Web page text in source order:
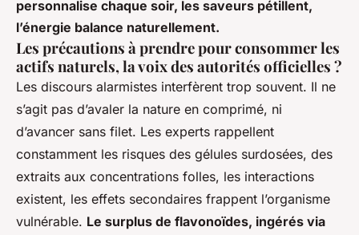
personnalise chaque soir, les saveurs pétillent,
l’énergie balance naturellement.
Les précautions à prendre pour consommer les
actifs naturels, la voix des autorités officielles ?
Les discours alarmistes interfèrent trop souvent. Il ne
s’agit pas d’avaler la nature en comprimé, ni
d’avancer sans filet. Les experts rappellent
constamment les risques des gélules surdosées, des
extraits aux concentrations folles, les interactions
existent, les effets secondaires frappent l’organisme
vulnérable. Le surplus de flavonoïdes, ingérés via